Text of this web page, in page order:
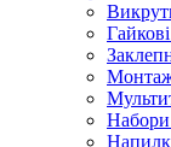
Набори